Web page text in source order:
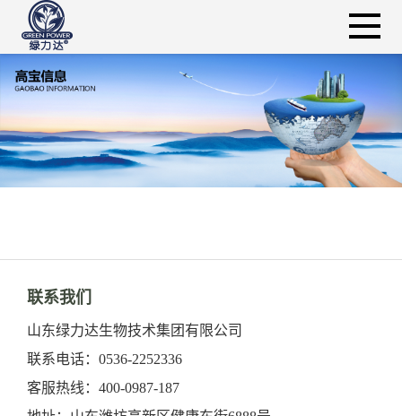
联系我们
山东绿力达生物技术集团有限公司
联系电话：0536-2252336
客服热线：400-0987-187